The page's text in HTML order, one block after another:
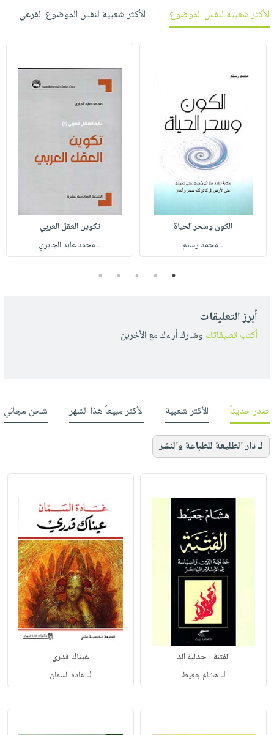
الأكثر شعبية لنفس الموضوع
الأكثر شعبية لنفس الموضوع الفرعي
الكون وسحر الحياة
لـ محمد رستم
تكوين العقل العربي
لـ محمد عابد الجابري
1
2
3
4
5
أبرز التعليقات
أكتب تعليقاتك وشارك أراءك مع الأخرين
صدر حديثاً الأكثر شعبية الأكثر مبيعاً هذا الشهر شحن مجاني
لـ دار الطليعة للطباعة والنشر
الفتنة - جدلية الد
لـ هشام جعيط
عيناك قدري
لـغادة السمان